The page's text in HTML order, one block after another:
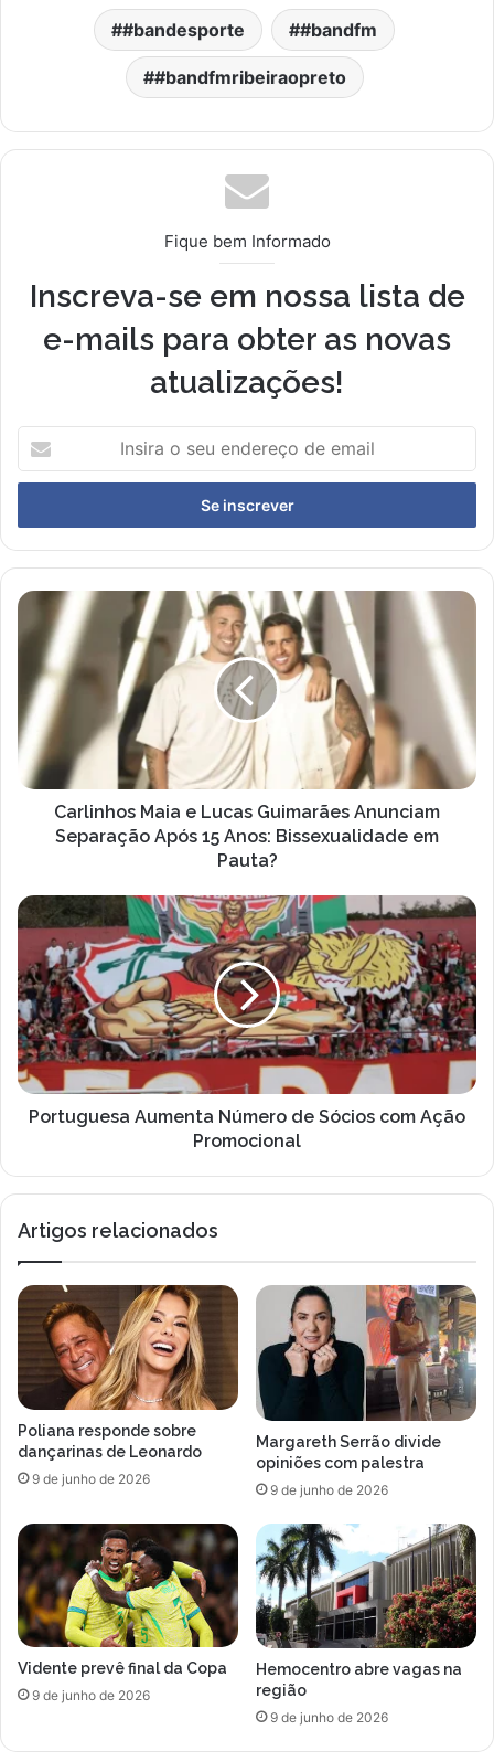
#bandesporte #bandfm
#bandfmribeiraopreto
Fique bem Informado
Inscreva-se em nossa lista de
e-mails para obter as novas
atualizações!
seu
de
email
Carlinhos
Lucas
Guimarães
Anunciam
Separação
Após
15
Anos:
Bissexualidade
Carlinhos Maia e Lucas Guimarães Anunciam
Separação Após 15 Anos: Bissexualidade em
Pauta?
Portuguesa
Aumenta
Número
de
Sócios
com
Ação
Promocional
Portuguesa Aumenta Número de Sócios com Ação
Promocional
Artigos relacionados
Poliana responde sobre
dançarinas de Leonardo
9 de junho de 2026
Margareth Serrão divide
opiniões com palestra
9 de junho de 2026
Vidente prevê final da Copa
9 de junho de 2026
Hemocentro abre vagas na
região
9 de junho de 2026